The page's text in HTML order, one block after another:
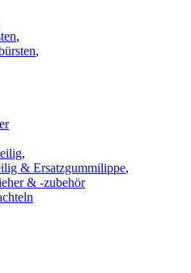
,
,
,
& Ersatzgummilippe,
& -zubehör